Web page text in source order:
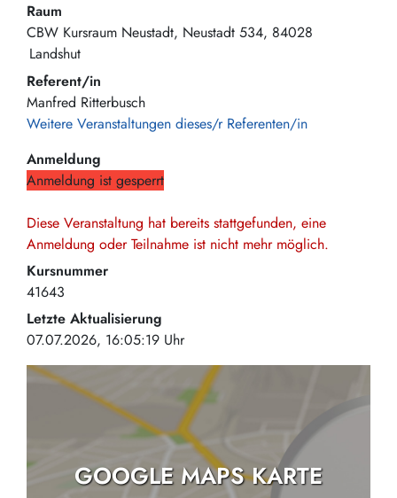
Raum
CBW Kursraum Neustadt Neustadt 534 84028
Landshut
Referent/in
Manfred Ritterbusch
Weitere Veranstaltungen dieses/r Referenten/in
Anmeldung
Anmeldung ist gesperrt
Diese Veranstaltung hat bereits stattgefunden, eine
Anmeldung oder Teilnahme ist nicht mehr möglich.
Kursnummer
41643
Letzte Aktualisierung
07.07.2026, 16:05:19 Uhr
GOOGLE MAPS KARTE